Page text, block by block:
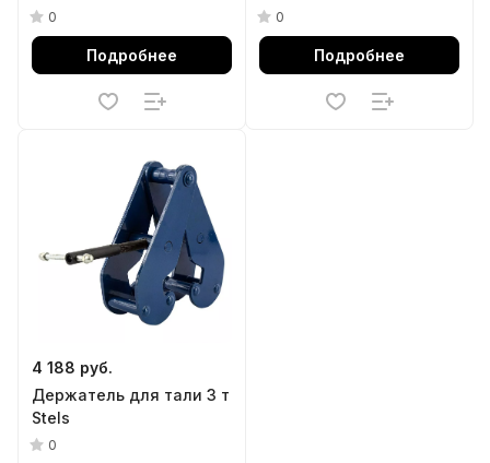
0
Подробнее
0
Подробнее
4 188 руб.
Держатель для тали 3 т
Stels
0